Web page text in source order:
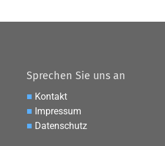
Sprechen Sie uns an
■ Kontakt
■ Impressum
■ Datenschutz